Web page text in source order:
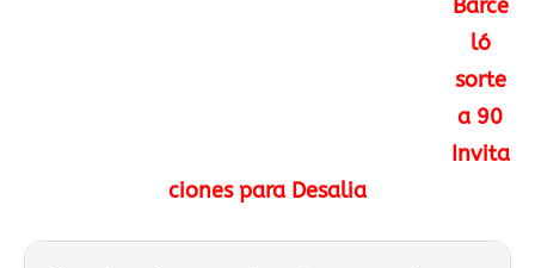
Barce
ló
sorte
a 90
Invita
ciones para Desalia